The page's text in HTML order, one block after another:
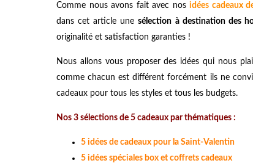
Comme nous avons fait avec nosidées cadeaux
dans cet article unesélection à destination des
originalité et satisfaction garanties !
Nous allons vous proposer des idées qui nous
comme chacun est différent forcément ils ne
cadeaux pour tous les styles et tous les budgets.
Nos 3 sélections de 5 cadeaux par thématiques :
5 idées de cadeaux pour la Saint-Valentin
5 idées spéciales box et coffrets cadeaux